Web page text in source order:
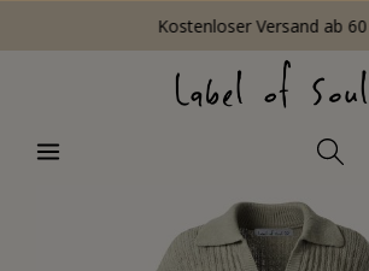
Kostenloser Versand ab 60